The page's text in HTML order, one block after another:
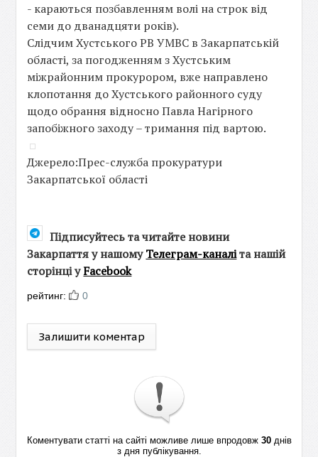
- караються позбавленням волі на строк від
семи до дванадцяти років).
Слідчим Хустського РВ УМВС в Закарпатській
області, за погодженням з Хустським
міжрайонним прокурором, вже направлено
клопотання до Хустського районного суду
щодо обрання відносно Павла Нагірного
запобіжного заходу – тримання під вартою.
Джерело:Прес-служба прокуратури
Закарпатської області
Підписуйтесь та читайте новини
Закарпаття у нашомуТелеграм-каналіта нашій
сторінці уFacebook
рейтинг: 0
Залишити коментар
Коментувати статті на сайті можливе лише впродовж 30днів
з дня публікування.